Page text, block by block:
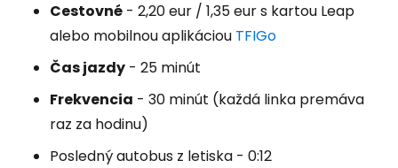
Cestovné - 2,20 eur / 1,35 eur s kartou Leap
alebo mobilnou aplikáciou TFIGo
Čas jazdy - 25 minút
Frekvencia - 30 minút (každá linka premáva
raz za hodinu)
Posledný autobus z letiska - 0:12